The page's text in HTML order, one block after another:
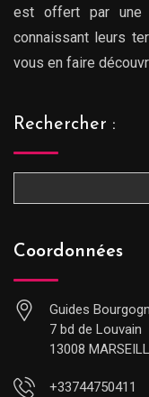
est offert par une
connaissant leurs
vous en faire
Rechercher :
Coordonnées
Guides
7 bd de Louvain
13008
+33744750411